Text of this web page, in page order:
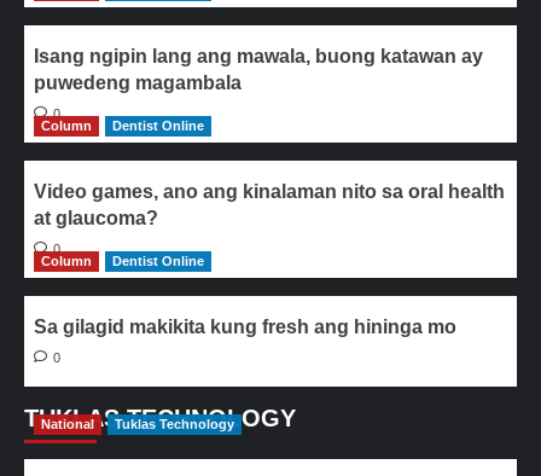
Isang ngipin lang ang mawala, buong katawan ay
puwedeng magambala
0
Column
Dentist Online
Video games, ano ang kinalaman nito sa oral health
at glaucoma?
0
Column
Dentist Online
Sa gilagid makikita kung fresh ang hininga mo
0
TUKLAS TECHNOLOGY
National Tuklas Technology